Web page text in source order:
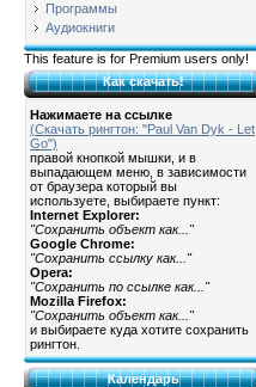
Программы
Аудиокниги
This feature is for Premium users only!
Как скачать!
Нажимаете на ссылке
(Скачать рингтон: "Paul Van Dyk - Let
Go")
правой кнопкой мышки, и в
выпадающем меню, в зависимости
от браузера который вы
используете, выбираете пункт:
Internet Explorer:
"Сохранить объект как..."
Google Chrome:
"Сохранить ссылку как..."
Opera:
"Сохранить по ссылке как..."
Mozilla Firefox:
"Сохранить объект как..."
и выбираете куда хотите сохранить
рингтон.
Календарь